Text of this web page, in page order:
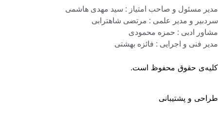
مدیر مسئول و صاحب امتیاز : سید مهدی هاشمی
سردبیر و مدیر علمی : مرتضی شاهترابی
مشاور ادبی : حمزه محمودی
مدیر فنی و اجرایی : فائزه بهشتی
کلیه‌ی حقوق محفوظ است.
طراحی و پشتیبانی